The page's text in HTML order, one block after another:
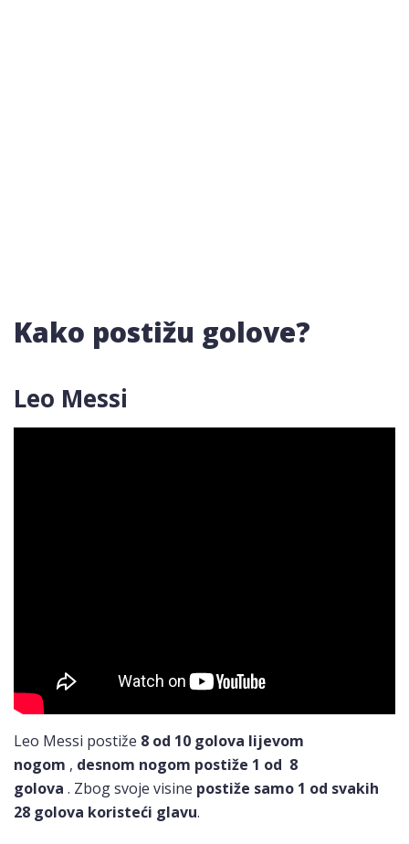
Kako postižu golove?
Leo Messi
Leo Messi postiže 8 od 10 golova lijevom
nogom , desnom nogom postiže 1 od 8
golova . Zbog svoje visine postiže samo 1 od svakih
28 golova koristeći glavu.